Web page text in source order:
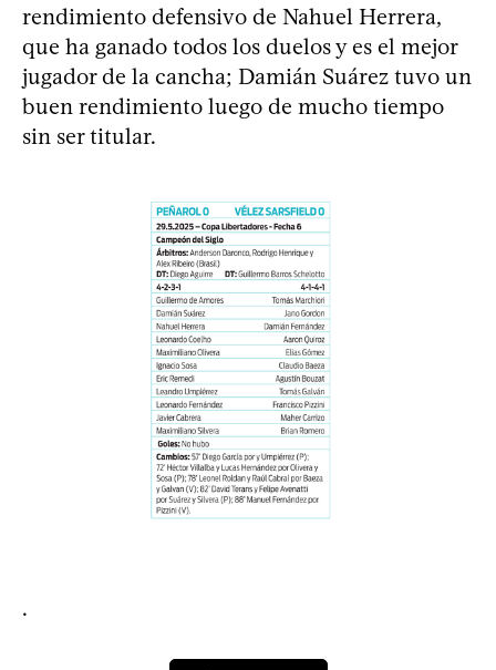
rendimiento defensivo de Nahuel Herrera,
que ha ganado todos los duelos y es el mejor
jugador de la cancha; Damián Suárez tuvo un
buen rendimiento luego de mucho tiempo
sin ser titular.
.